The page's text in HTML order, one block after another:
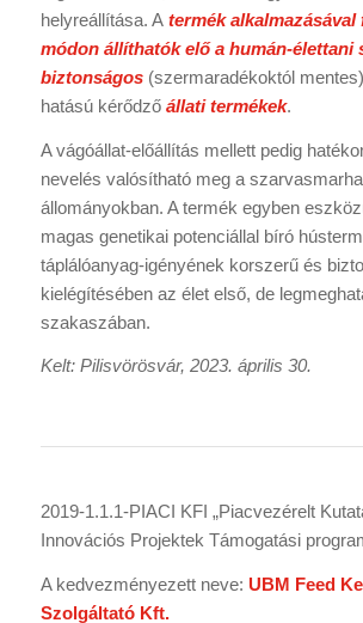
helyreállítása. A termék
módon állíthatók elő a humán-élettani
biztonságos(szermaradékoktól
hatású kérődző állati termékek.
A vágóállat-előállítás mellett pedig
nevelés valósítható meg a
állományokban. A termék egyben
magas genetikai potenciállal bíró
táplálóanyag-igényének korszerű és
kielégítésében az élet első, de
szakaszában.
Kelt: Pilisvörösvár, 2023. április 30.
2019-1.1.1-PIACI KFI „Piacvezérelt
Innovációs Projektek Támogatási
A kedvezményezett neve: UBM Feed
Szolgáltató Kft.